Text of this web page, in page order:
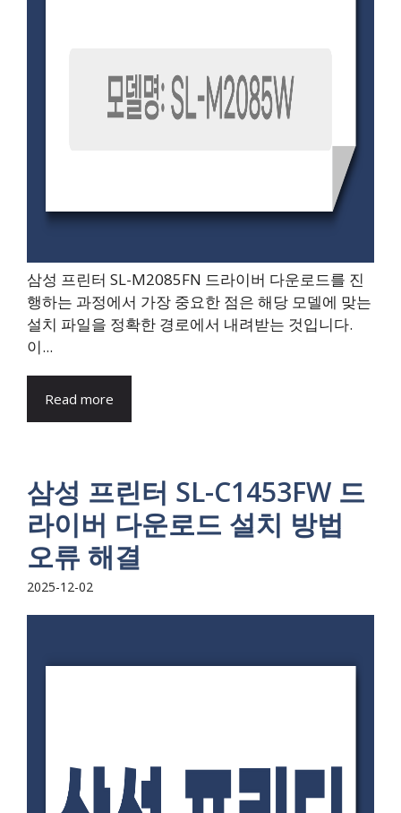
삼성 프린터 SL-M2085FN 드라이버 다운로드를 진
행하는 과정에서 가장 중요한 점은 해당 모델에 맞는
설치 파일을 정확한 경로에서 내려받는 것입니다.
이...
Read more
삼성 프린터 SL-C1453FW 드
라이버 다운로드 설치 방법
오류 해결
2025-12-02